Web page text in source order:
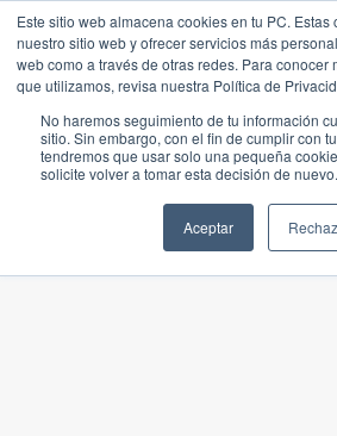
Este sitio web almacena cookies en tu PC.
nuestro sitio web y ofrecer servicios más
web como a través de otras redes. Para conocer
que utilizamos, revisa nuestra Política de
No haremos seguimiento de tu información
sitio. Sin embargo, con el fin de cumplir con
tendremos que usar solo una pequeña
solicite volver a tomar esta decisión de nuevo.
Aceptar